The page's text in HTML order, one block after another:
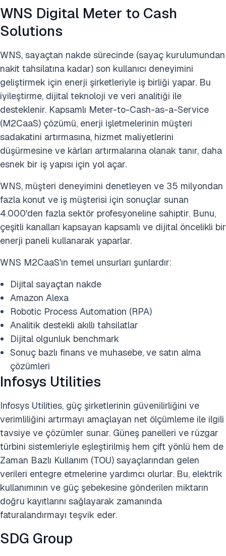
WNS Digital Meter to Cash
Solutions
WNS, sayaçtan nakde sürecinde (sayaç kurulumundan
nakit tahsilatına kadar) son kullanıcı deneyimini
geliştirmek için enerji şirketleriyle iş birliği yapar. Bu
iyileştirme, dijital teknoloji ve veri analitiği ile
desteklenir. Kapsamlı Meter-to-Cash-as-a-Service
(M2CaaS) çözümü, enerji işletmelerinin müşteri
sadakatini artırmasına, hizmet maliyetlerini
düşürmesine ve kârları artırmalarına olanak tanır, daha
esnek bir iş yapısı için yol açar.
WNS, müşteri deneyimini denetleyen ve 35 milyondan
fazla konut ve iş müşterisi için sonuçlar sunan
4.000'den fazla sektör profesyoneline sahiptir. Bunu,
çeşitli kanalları kapsayan kapsamlı ve dijital öncelikli bir
enerji paneli kullanarak yaparlar.
WNS M2CaaS'ın temel unsurları şunlardır:
Dijital sayaçtan nakde
Amazon Alexa
Robotic Process Automation (RPA)
Analitik destekli akıllı tahsilatlar
Dijital olgunluk benchmark
Sonuç bazlı finans ve muhasebe, ve satın alma
çözümleri
Infosys Utilities
Infosys Utilities, güç şirketlerinin güvenilirliğini ve
verimliliğini artırmayı amaçlayan net ölçümleme ile ilgili
tavsiye ve çözümler sunar. Güneş panelleri ve rüzgar
türbini sistemleriyle eşleştirilmiş hem çift yönlü hem de
Zaman Bazlı Kullanım (TOU) sayaçlarından gelen
verileri entegre etmelerine yardımcı olurlar. Bu, elektrik
kullanımının ve güç şebekesine gönderilen miktarın
doğru kayıtlarını sağlayarak zamanında
faturalandırmayı teşvik eder.
SDG Group